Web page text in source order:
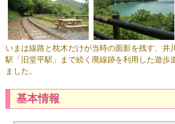
いまは線路と枕木だけが当時の面影を残す、井
駅「旧堂平駅」まで続く廃線跡を利用した遊歩
ました。
基本情報